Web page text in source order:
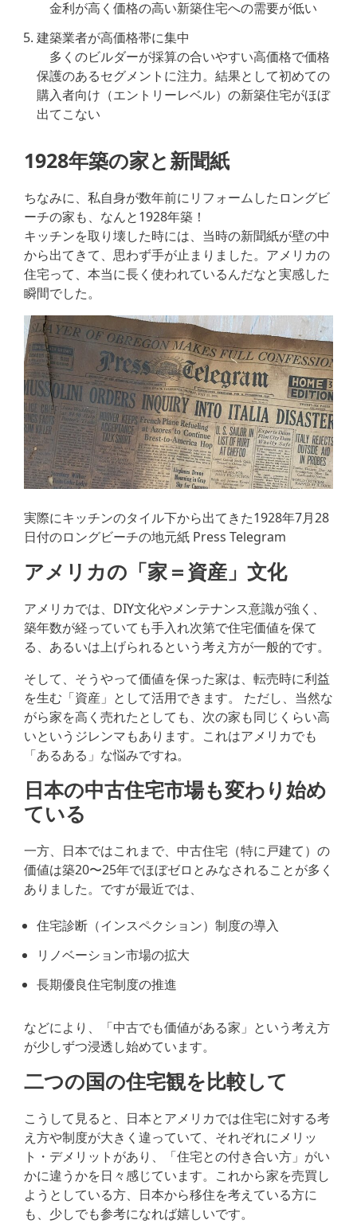
金利が高く価格の高い新築住宅への需要が低い
建築業者が高価格帯に集中
多くのビルダーが採算の合いやすい高価格で価格
保護のあるセグメントに注力。結果として初めての
購入者向け（エントリーレベル）の新築住宅がほぼ
出てこない
1928年築の家と新聞紙
ちなみに、私自身が数年前にリフォームしたロングビ
ーチの家も、なんと1928年築！
キッチンを取り壊した時には、当時の新聞紙が壁の中
から出てきて、思わず手が止まりました。アメリカの
住宅って、本当に長く使われているんだなと実感した
瞬間でした。
実際にキッチンのタイル下から出てきた1928年7月28
日付のロングビーチの地元紙 Press Telegram
アメリカの「家＝資産」文化
アメリカでは、DIY文化やメンテナンス意識が強く、
築年数が経っていても手入れ次第で住宅価値を保て
る、あるいは上げられるという考え方が一般的です。
そして、そうやって価値を保った家は、転売時に利益
を生む「資産」として活用できます。 ただし、当然な
がら家を高く売れたとしても、次の家も同じくらい高
いというジレンマもあります。これはアメリカでも
「あるある」な悩みですね。
日本の中古住宅市場も変わり始め
ている
一方、日本ではこれまで、中古住宅（特に戸建て）の
価値は築20〜25年でほぼゼロとみなされることが多く
ありました。ですが最近では、
住宅診断（インスペクション）制度の導入
リノベーション市場の拡大
長期優良住宅制度の推進
などにより、「中古でも価値がある家」という考え方
が少しずつ浸透し始めています。
二つの国の住宅観を比較して
こうして見ると、日本とアメリカでは住宅に対する考
え方や制度が大きく違っていて、それぞれにメリッ
ト・デメリットがあり、「住宅との付き合い方」がい
かに違うかを日々感じています。これから家を売買し
ようとしている方、日本から移住を考えている方に
も、少しでも参考になれば嬉しいです。